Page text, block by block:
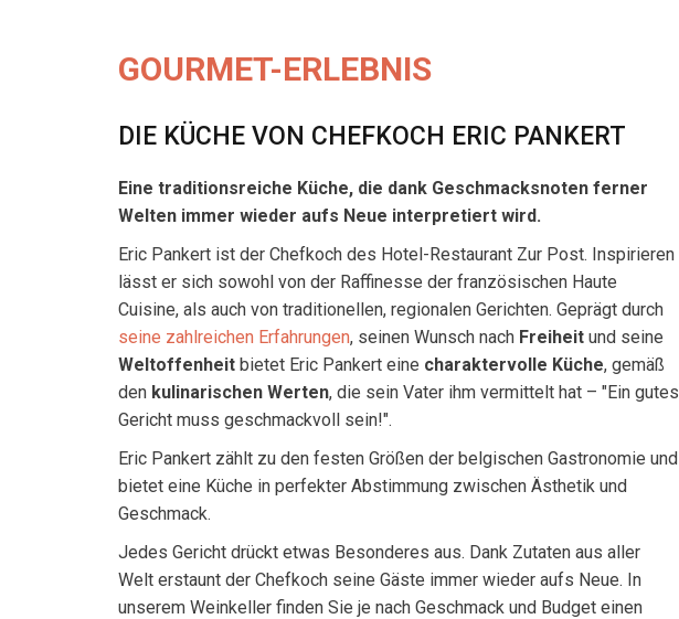
GOURMET-ERLEBNIS
DIE KÜCHE VON CHEFKOCH ERIC PANKERT
Eine traditionsreiche Küche, die dank Geschmacksnoten ferner
Welten immer wieder aufs Neue interpretiert wird.
Eric Pankert ist der Chefkoch des Hotel-Restaurant Zur Post. Inspirieren
lässt er sich sowohl von der Raffinesse der französischen Haute
Cuisine, als auch von traditionellen, regionalen Gerichten. Geprägt durch
seine zahlreichen Erfahrungen, seinen Wunsch nach Freiheit und seine
Weltoffenheit bietet Eric Pankert eine charaktervolle Küche, gemäß
den kulinarischen Werten, die sein Vater ihm vermittelt hat – "Ein gutes
Gericht muss geschmackvoll sein!".
Eric Pankert zählt zu den festen Größen der belgischen Gastronomie und
bietet eine Küche in perfekter Abstimmung zwischen Ästhetik und
Geschmack.
Jedes Gericht drückt etwas Besonderes aus. Dank Zutaten aus aller
Welt erstaunt der Chefkoch seine Gäste immer wieder aufs Neue. In
unserem Weinkeller finden Sie je nach Geschmack und Budget einen